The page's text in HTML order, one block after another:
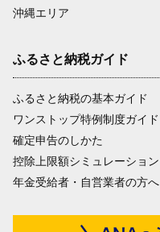
沖縄エリア
ふるさと納税ガイド
ふるさと納税の基本ガイド
ワンストップ特例制度ガイド
確定申告のしかた
控除上限額シミュレーション
年金受給者・自営業者の方へ